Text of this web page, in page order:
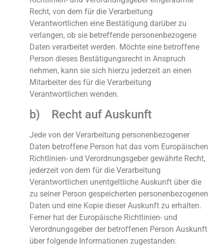
Recht, von dem für die Verarbeitung
Verantwortlichen eine Bestätigung darüber zu
verlangen, ob sie betreffende personenbezogene
Daten verarbeitet werden. Möchte eine betroffene
Person dieses Bestätigungsrecht in Anspruch
nehmen, kann sie sich hierzu jederzeit an einen
Mitarbeiter des für die Verarbeitung
Verantwortlichen wenden.
b) Recht auf Auskunft
Jede von der Verarbeitung personenbezogener
Daten betroffene Person hat das vom Europäischen
Richtlinien- und Verordnungsgeber gewährte Recht,
jederzeit von dem für die Verarbeitung
Verantwortlichen unentgeltliche Auskunft über die
zu seiner Person gespeicherten personenbezogenen
Daten und eine Kopie dieser Auskunft zu erhalten.
Ferner hat der Europäische Richtlinien- und
Verordnungsgeber der betroffenen Person Auskunft
über folgende Informationen zugestanden: